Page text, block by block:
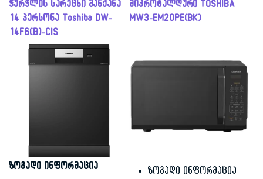
ჭურჭლის სარეცხი მანქანა
14 პერსონა Toshiba DW-
14F6(B)-CIS
ზოგადი ინფორმაცია
მიკროტალღური TOSHIBA
MW3-EM20PE(BK)
ზოგადი ინფორმაცია